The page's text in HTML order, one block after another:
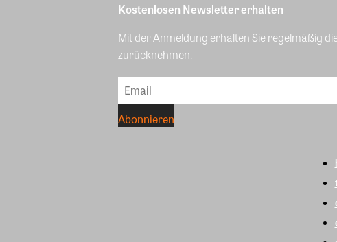
Kostenlosen Newsletter erhalten
Mit der Anmeldung erhalten Sie regelmäßig
zurücknehmen.